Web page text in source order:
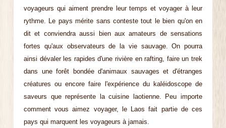
voyageurs qui aiment prendre leur temps et voyager à leur
rythme. Le pays mérite sans conteste tout le bien qu'on en
dit et conviendra aussi bien aux amateurs de sensations
fortes qu'aux observateurs de la vie sauvage. On pourra
ainsi dévaler les rapides d'une rivière en rafting, faire un trek
dans une forêt bondée d'animaux sauvages et d'étranges
créatures ou encore faire l'expérience du kaléidoscope de
saveurs que représente la cuisine laotienne. Peu importe
comment vous aimez voyager, le Laos fait partie de ces
pays qui marquent les voyageurs à jamais.